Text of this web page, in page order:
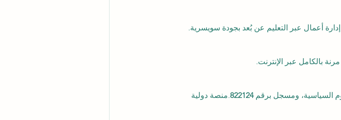
أعمال عبر التعليم عن بُعد بجودة سويسرية.
بالكامل عبر الإنترنت.
السياسية، ومسجل برقم 822124.منصة دولية